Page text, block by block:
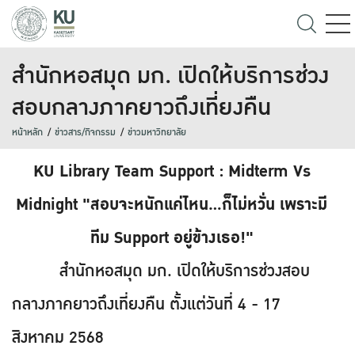
สำนักหอสมุด มก. เปิดให้บริการช่วง
สอบกลางภาคยาวถึงเที่ยงคืน
หน้าหลัก ข่าวสาร/กิจกรรม ข่าวมหาวิทยาลัย
KU Library Team Support : Midterm Vs
Midnight "สอบจะหนักแค่ไหน...ก็ไม่หวั่น เพราะมี
ทีม Support อยู่ข้างเธอ!"
สำนักหอสมุด มก. เปิดให้บริการช่วงสอบ
กลางภาคยาวถึงเที่ยงคืน ตั้งแต่วันที่ 4 - 17
สิงหาคม 2568